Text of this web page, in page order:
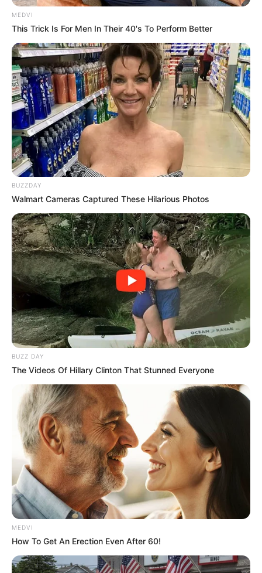
เนื้อหาที่ได้รับการโปรโมต
Why this ordinary drink is the secret to feeling your
best every day
CTA FAVORITE
From Baddies To Sweethearts: These 9 Actresses
Can Do It All
BRAINBERRIES
MEDVI
This Trick Is For Men In Their 40's To Perform Better
BUZZDAY
Walmart Cameras Captured These Hilarious Photos
BUZZ DAY
The Videos Of Hillary Clinton That Stunned Everyone
MEDVI
How To Get An Erection Even After 60!